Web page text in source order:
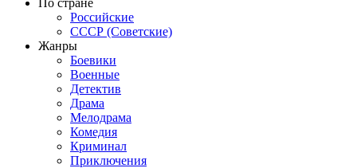
По стране
Российские
СССР (Советские)
Жанры
Боевики
Военные
Детектив
Драма
Мелодрама
Комедия
Криминал
Приключения